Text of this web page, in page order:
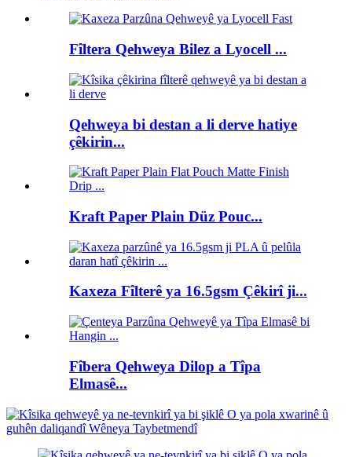
Fîltera Qehweya Bilez a Lyocell ...
Qehweya bi destan a li derve hatiye
çêkirin...
Kraft Paper Plain Düz Pouc...
Kaxeza Fîlterê ya 16.5gsm Çêkirî ji...
Fîbera Qehweya Dilop a Tîpa
Elmasê...